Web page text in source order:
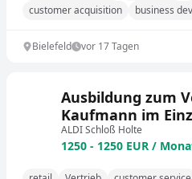
customer acquisition
business
Bielefeld vor 17 Tagen
Ausbildung zum
Kaufmann im
01.09.2026 (m/w/d)
ALDI Schloß Holte
1250 - 1250 EUR /